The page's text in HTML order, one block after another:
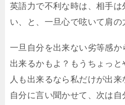
英語力で不利な時は、相手
い、と、一旦心で呟いて肩の
一旦自分を出来ない劣等感
出来るかもよ？もうちょっ
人も出来るなら私だけが出
自分に言い聞かせて、次は